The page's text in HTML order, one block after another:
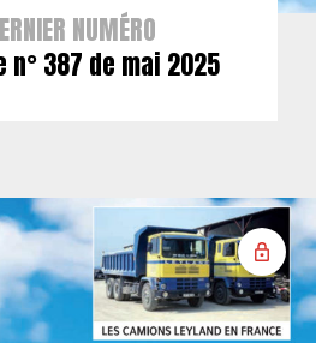
NUMÉRO
n° 387 de mai 2025